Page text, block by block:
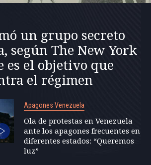
un grupo secreto
según The New York
es el objetivo que
el régimen
Apagones Venezuela
Ola de protestas en Venezuela
ante los apagones frecuentes en
diferentes estados: “Queremos
luz”